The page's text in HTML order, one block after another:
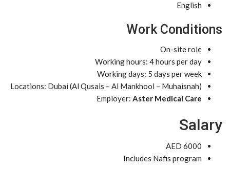
English
Work Conditions
On-site role
Working hours: 4 hours per day
Working days: 5 days per week
Locations: Dubai (Al Qusais – Al Mankhool – Muhaisnah)
Employer: Aster Medical Care
Salary
AED 6000
Includes Nafis program